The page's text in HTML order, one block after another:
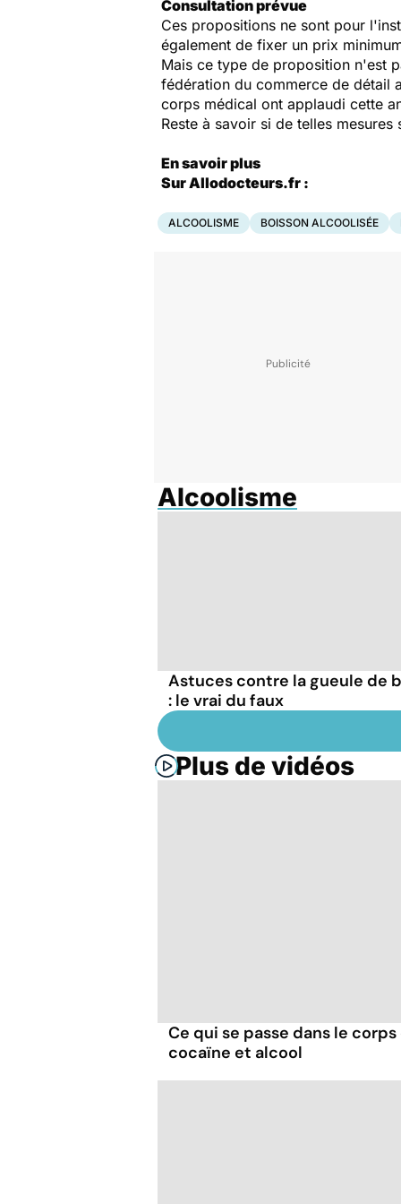
Consultation prévue
Ces propositions ne sont pour
également de fixer un prix
Mais ce type de proposition n'est
fédération du commerce de détail
corps médical ont applaudi cette
Reste à savoir si de telles
En savoir plus
Sur Allodocteurs.fr :
ALCOOLISME BOISSON ALCOOLISÉE
Alcoolisme
Astuces contre la gueule de
: le vrai du faux
Plus de vidéos
Ce qui se passe dans le
cocaïne et alcool